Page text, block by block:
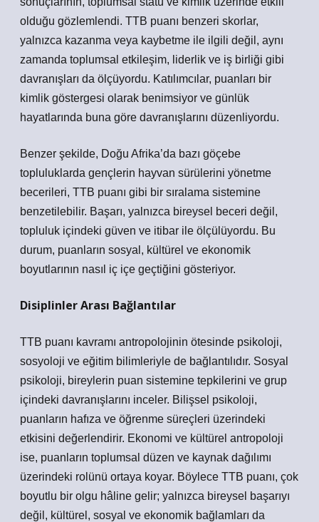
olduğu gözlemlendi. TTB puanı benzeri skorlar,
yalnızca kazanma veya kaybetme ile ilgili değil, aynı
zamanda toplumsal etkileşim, liderlik ve iş birliği gibi
davranışları da ölçüyordu. Katılımcılar, puanları bir
kimlik göstergesi olarak benimsiyor ve günlük
hayatlarında buna göre davranışlarını düzenliyordu.
Benzer şekilde, Doğu Afrika’da bazı göçebe
topluluklarda gençlerin hayvan sürülerini yönetme
becerileri, TTB puanı gibi bir sıralama sistemine
benzetilebilir. Başarı, yalnızca bireysel beceri değil,
topluluk içindeki güven ve itibar ile ölçülüyordu. Bu
durum, puanların sosyal, kültürel ve ekonomik
boyutlarının nasıl iç içe geçtiğini gösteriyor.
Disiplinler Arası Bağlantılar
TTB puanı kavramı antropolojinin ötesinde psikoloji,
sosyoloji ve eğitim bilimleriyle de bağlantılıdır. Sosyal
psikoloji, bireylerin puan sistemine tepkilerini ve grup
içindeki davranışlarını inceler. Bilişsel psikoloji,
puanların hafıza ve öğrenme süreçleri üzerindeki
etkisini değerlendirir. Ekonomi ve kültürel antropoloji
ise, puanların toplumsal düzen ve kaynak dağılımı
üzerindeki rolünü ortaya koyar. Böylece TTB puanı, çok
boyutlu bir olgu hâline gelir; yalnızca bireysel başarıyı
değil, kültürel, sosyal ve ekonomik bağlamları da